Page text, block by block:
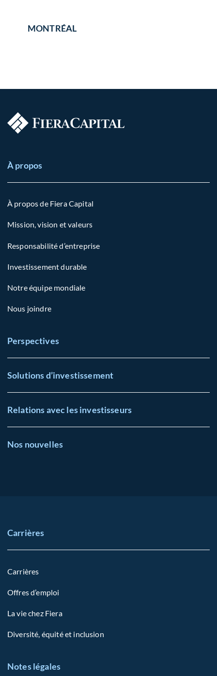
MONTRÉAL
À propos
À propos de Fiera Capital
Mission, vision et valeurs
Responsabilité d’entreprise
Investissement durable
Notre équipe mondiale
Nous joindre
Perspectives
Solutions d’investissement
Relations avec les investisseurs
Nos nouvelles
Carrières
Carrières
Offres d’emploi
La vie chez Fiera
Diversité, équité et inclusion
Notes légales